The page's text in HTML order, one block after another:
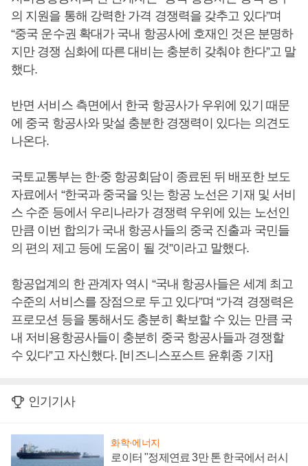
의 지원을 통해 강력한 가격 경쟁력을 갖추고 있다”며
“중국 운수권 확대가 국내 항공사에 호재인 것은 분명하
지만 경쟁 심화에 따른 대비는 충분히 갖춰야 한다”고 말
했다.
반면 서비스 측면에서 한국 항공사가 우위에 있기 때문
에 중국 항공사와 맞설 충분한 경쟁력이 있다는 의견도
나온다.
국토교통부는 한·중 항공회담이 종료된 뒤 배포한 보도
자료에서 “한국과 중국을 잇는 항공 노선은 기재 및 서비
스 수준 등에서 우리나라가 경쟁력 우위에 있는 노선인
만큼 이번 합의가 국내 항공사들의 중국 진출과 국민들
의 편의 제고 등에 도움이 될 것”이라고 말했다.
항공업계의 한 관계자 역시 “국내 항공사들은 세계 최고
수준의 서비스를 장점으로 두고 있다”며 “가격 경쟁력은
프로모션 등을 통해서도 충분히 확보할 수 있는 만큼 국
내 저비용항공사들이 충분히 중국 항공사들과 경쟁할
수 있다”고 자신했다. [비즈니스포스트 윤휘종 기자]
인기기사
화학·에너지
로이터 "정제연료 3만 톤 한국에서 러시